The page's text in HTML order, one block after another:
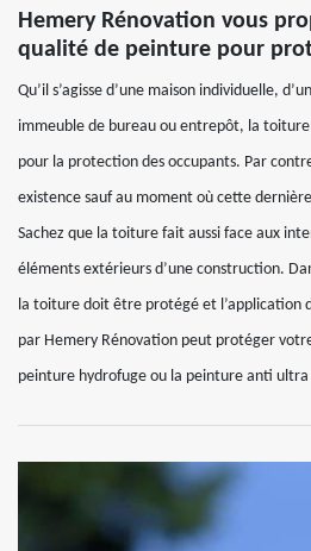
Hemery Rénovation vous
qualité de peinture pour
Qu’il s’agisse d’une maison individuelle,
immeuble de bureau ou entrepôt, la
pour la protection des occupants. Par
existence sauf au moment où cette
Sachez que la toiture fait aussi face aux
éléments extérieurs d’une construction.
la toiture doit être protégé et l’application
par Hemery Rénovation peut protéger
peinture hydrofuge ou la peinture anti